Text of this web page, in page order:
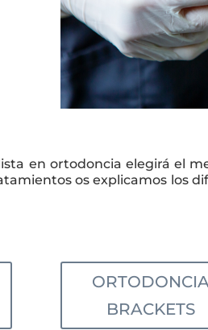
en ortodoncia elegirá el
os explicamos los
BRACKETS